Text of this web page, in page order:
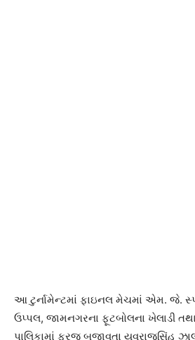
આ ટુર્નામેન્ટમાં ફાઇનલ મેચમાં એમ. જે.
ઉપ્પલ, જામનગરના ફૂટબોલના ખેલાડી
પાલિકામાં ફરજ બજાવતા યુવરાજસિંહ